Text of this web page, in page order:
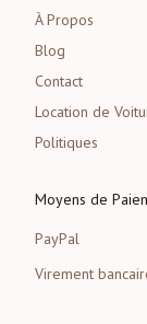
À Propos
Blog
Contact
Location de
Politiques
Moyens de
PayPal
Virement